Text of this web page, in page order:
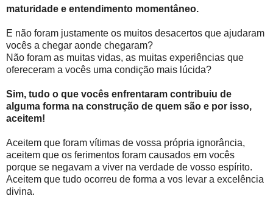
maturidade e entendimento momentâneo.
E não foram justamente os muitos desacertos que ajudaram
vocês a chegar aonde chegaram?
Não foram as muitas vidas, as muitas experiências que
ofereceram a vocês uma condição mais lúcida?
Sim, tudo o que vocês enfrentaram contribuiu de
alguma forma na construção de quem são e por isso,
aceitem!
Aceitem que foram vítimas de vossa própria ignorância,
aceitem que os ferimentos foram causados em vocês
porque se negavam a viver na verdade de vosso espírito.
Aceitem que tudo ocorreu de forma a vos levar a excelência
divina.